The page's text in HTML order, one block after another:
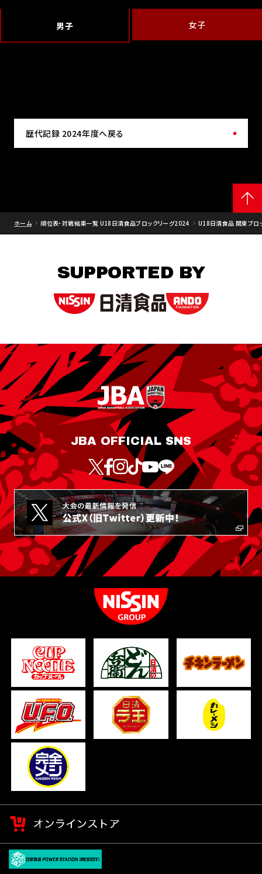
男子 女子
歴代記録 2024年度へ戻る
ホーム 順位表・対戦結果一覧 U18日清食品ブロックリーグ2024 U18日清食品 関東ブロ
SUPPORTED BY
JBA OFFICIAL SNS